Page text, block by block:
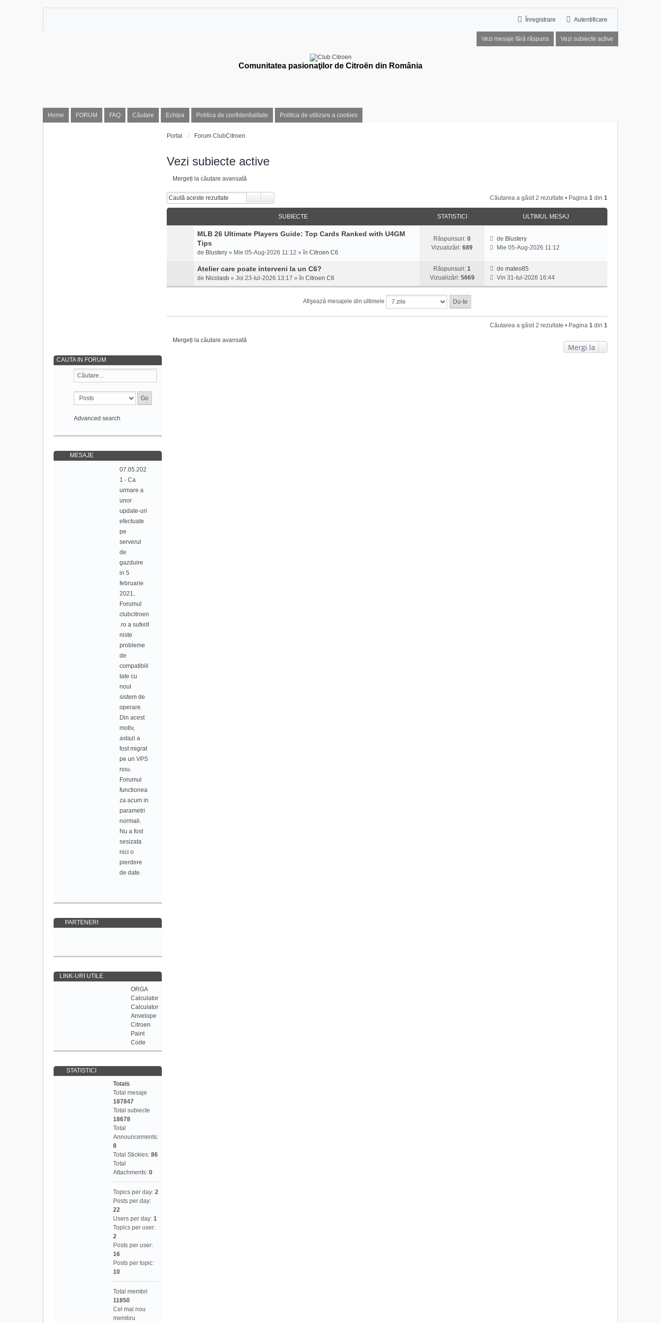
Autentificare
Înregistrare
Vezi mesaje fără răspuns Vezi subiecte active
Home FORUM FAQ Căutare Echipa Politica de confidentialitate Politica de utilizare a cookies
Comunitatea pasionaţilor de Citroën din România
Portal Forum ClubCitroen
Vezi subiecte active
Mergeți la căutare avansată
Căutarea a găsit 2 rezultate • Pagina 1 din 1
SUBIECTE STATISTICI ULTIMUL MESAJ
MLB 26 Ultimate Players Guide: Top Cards Ranked with U4GM
Tips
de Blustery » Mie 05-Aug-2026 11:12 » în Citroen C6
Răspunsuri: 0
Vizualizări: 689
de Blustery
V
u
l
m
u
Mie 05-Aug-2026 11:12
Atelier care poate interveni la un C6?
de Nicolasb » Joi 23-Iul-2026 13:17 » în Citroen C6
Răspunsuri: 1
Vizualizări: 5669
demateo85
V
t
Vin 31-Iul-2026 16:44
Afişează mesajele din ultimele
Căutarea a găsit 2 rezultate • Pagina 1 din 1
Mergeți la căutare avansată
Mergi la
CAUTA IN FORUM
Advanced search
MESAJE
07.05.202
1 - Ca
urmare a
unor
update-uri
efectuate
pe
serverul
de
gazduire
in 5
februarie
2021,
Forumul
clubcitroen
.ro a suferit
niste
probleme
de
compatibili
tate cu
noul
sistem de
operare.
Din acest
motiv,
astazi a
fost migrat
pe un VPS
nou.
Forumul
functionea
za acum in
parametri
normali.
Nu a fost
sesizata
nici o
pierdere
de date.
PARTENERI
LINK-URI UTILE
ORGA
Calculator
Calculator
Anvelope
Citroen
Paint
Code
STATISTICI
Totals
Total mesaje
187847
Total subiecte
18678
Total
Announcements:
8
Total Stickies: 86
Total
Attachments: 0
Topics per day: 2
Posts per day:
22
Users per day: 1
Topics per user:
2
Posts per user:
16
Posts per topic:
10
Total membri
11850
Cel mai nou
membru